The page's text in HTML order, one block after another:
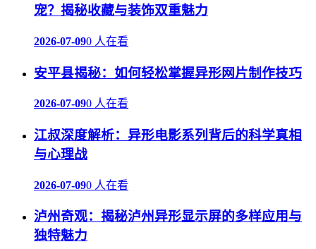
宠？揭秘收藏与装饰双重魅力
2026-07-090 人在看
安平县揭秘：如何轻松掌握异形网片制作技巧
2026-07-090 人在看
江叔深度解析：异形电影系列背后的科学真相
与心理战
2026-07-090 人在看
泸州奇观：揭秘泸州异形显示屏的多样应用与
独特魅力